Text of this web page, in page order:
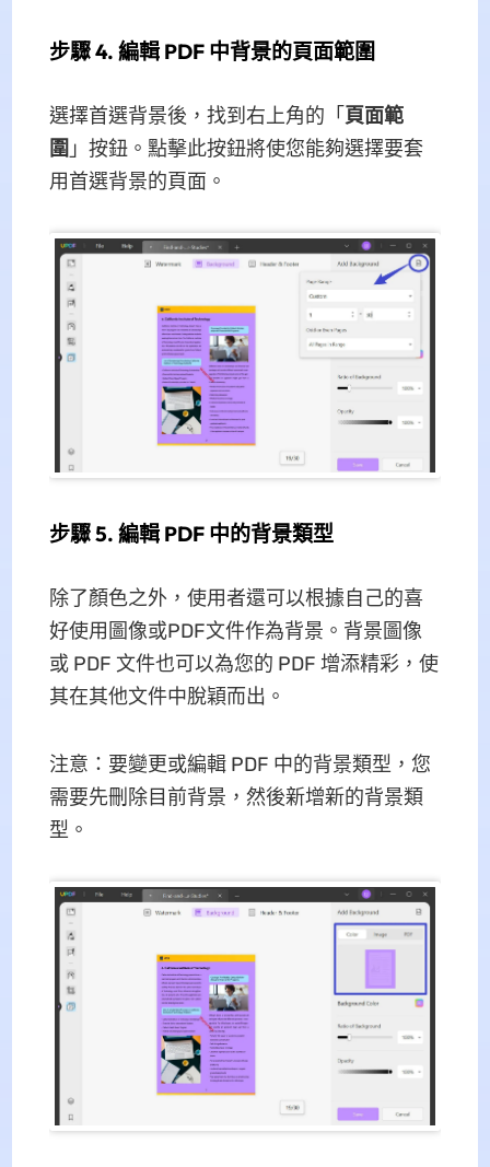
步驟 4. 編輯 PDF 中背景的頁面範圍
選擇首選背景後，找到右上角的「 頁面範
圍 」按鈕。點擊此按鈕將使您能夠選擇要套
用首選背景的頁面。
步驟 5. 編輯 PDF 中的背景類型
除了顏色之外，使用者還可以根據自己的喜
好使用圖像或PDF文件作為背景。背景圖像
或 PDF 文件也可以為您的 PDF 增添精彩，使
其在其他文件中脫穎而出。
注意：要變更或編輯 PDF 中的背景類型，您
需要先刪除目前背景，然後新增新的背景類
型。